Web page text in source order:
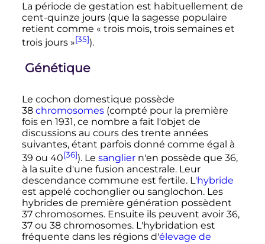
La période de gestation est habituellement de
cent-quinze jours (que la sagesse populaire
retient comme « trois mois, trois semaines et
trois jours »[35]).
Génétique
Le cochon domestique possède
38 chromosomes(compté pour la première
fois en 1931, ce nombre a fait l'objet de
discussions au cours des trente années
suivantes, étant parfois donné comme égal à
39 ou 40[36]). Le sangliern'en possède que 36,
à la suite d'une fusion ancestrale. Leur
descendance commune est fertile. L'hybride
est appelé cochonglierou sanglochon. Les
hybrides de première génération possèdent
37 chromosomes. Ensuite ils peuvent avoir 36,
37 ou 38 chromosomes. L'hybridation est
fréquente dans les régions d'élevage de